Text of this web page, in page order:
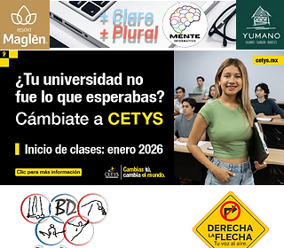
+ Claro
+ Plural